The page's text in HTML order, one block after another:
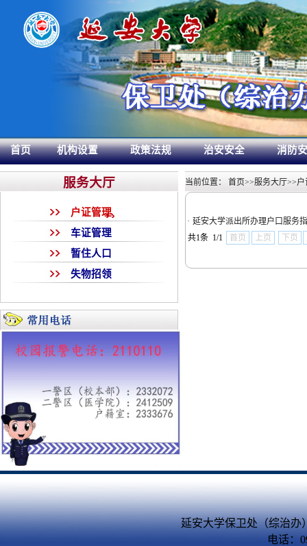
首页 机构设置 政策法规 治安安全 消防
服务大厅
户证管理
车证管理
暂住人口
失物招领
当前位置： 首页>>服务大厅>>户
· 延安大学派出所办理户口服务
共1条 1/1
首页 上页 下页
延安大学保卫处（综治办
电话：